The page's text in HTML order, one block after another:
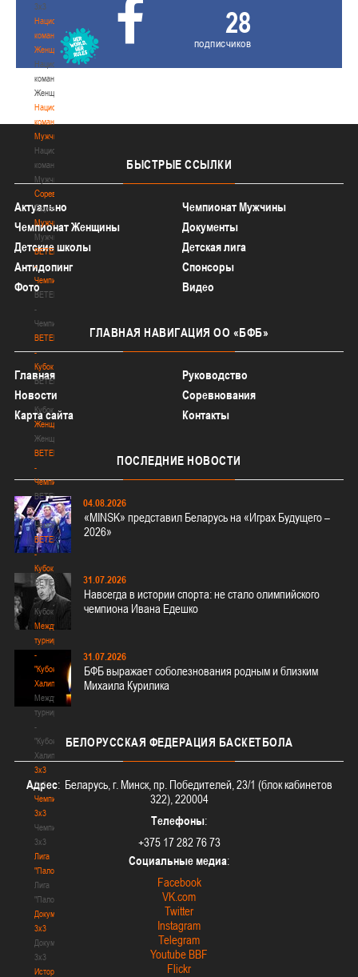
3х3
Национальная
команда.
Женщины
Национальная
команда.
Женщины
Национальная
команда.
Мужчины
Национальная
команда.
Мужчины
Соревнования
Соревнования
Мужчины
Мужчины
BETERA
-
Чемпионат
BETERA
-
Чемпионат
BETERA
-
Кубок
BETERA
-
Кубок
Женщины
Женщины
BETERA
-
Чемпионат
BETERA
-
Чемпионат
BETERA
-
Кубок
BETERA
-
Кубок
Международный
турнир
-
"Кубок
Халипского"
Международный
турнир
-
"Кубок
Халипского"
3x3
3x3
Чемпионат
3х3
Чемпионат
3х3
Лига
"Палова"
Лига
"Палова"
Документы
3х3
Документы
3х3
История
28
подписчиков
БЫСТРЫЕ ССЫЛКИ
Актуально
Чемпионат Мужчины
Чемпионат Женщины
Документы
Детские школы
Детская лига
Антидопинг
Спонсоры
Фото
Видео
ГЛАВНАЯ НАВИГАЦИЯ ОО «БФБ»
Главная
Руководство
Новости
Соревнования
Карта сайта
Контакты
ПОСЛЕДНИЕ НОВОСТИ
04.08.2026
«MINSK» представил Беларусь на «Играх Будущего –
2026»
31.07.2026
Навсегда в истории спорта: не стало олимпийского
чемпиона Ивана Едешко
31.07.2026
БФБ выражает соболезнования родным и близким
Михаила Курилика
БЕЛОРУССКАЯ ФЕДЕРАЦИЯ БАСКЕТБОЛА
Адрес: Беларусь, г. Минск, пр. Победителей, 23/1 (блок кабинетов
322), 220004
Телефоны:
+375 17 282 76 73
Социальные медиа:
Facebook
VK.com
Twitter
Instagram
Telegram
Youtube BBF
Flickr